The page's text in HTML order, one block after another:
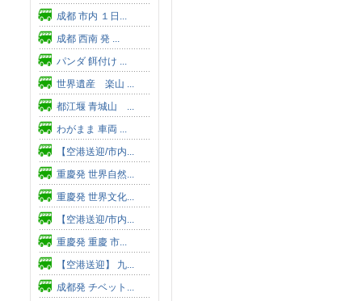
成都 市内 １日...
成都 西南 発 ...
パンダ 餌付け ...
世界遺産 楽山 ...
都江堰 青城山 ...
わがまま 車両 ...
【空港送迎/市内...
重慶発 世界自然...
重慶発 世界文化...
【空港送迎/市内...
重慶発 重慶 市...
【空港送迎】 九...
成都発 チベット...